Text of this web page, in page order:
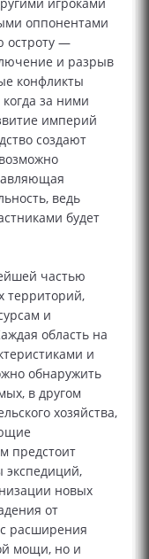
оппонентами
остроту —
и разрыв
конфликты
за ними
империй
создают
ведь
будет
частью
территорий,
и
область на
и
обнаружить
в другом
хозяйства,
предстоит
новых
от
расширения
мощи, но и